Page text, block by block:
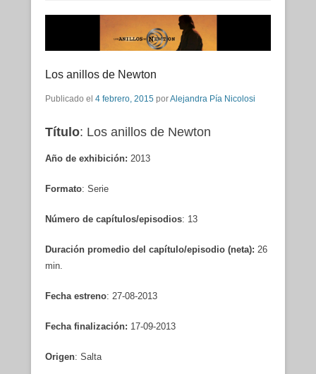
Los anillos de Newton
Publicado el 4 febrero, 2015 porAlejandra Pía Nicolosi
Título: Los anillos de Newton
Año de exhibición: 2013
Formato: Serie
Número de capítulos/episodios: 13
Duración promedio del capítulo/episodio (neta): 26
min.
Fecha estreno: 27-08-2013
Fecha finalización: 17-09-2013
Origen: Salta